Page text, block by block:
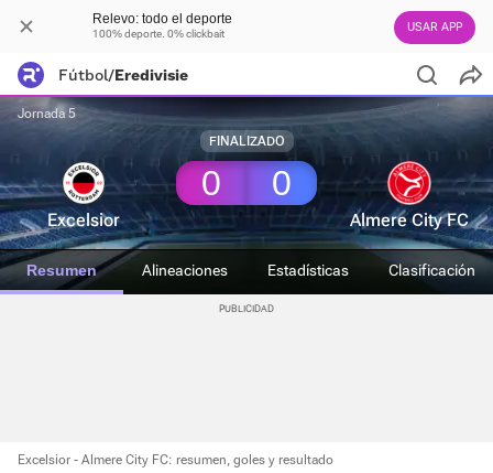
Relevo: todo el deporte
100% deporte. 0% clickbait USAR APP
Fútbol/Eredivisie
Jornada 5
FINALIZADO
Excelsior
0 0
Almere City FC
Resumen Alineaciones Estadísticas Clasificación
Excelsior - Almere City FC: resumen, goles y resultado